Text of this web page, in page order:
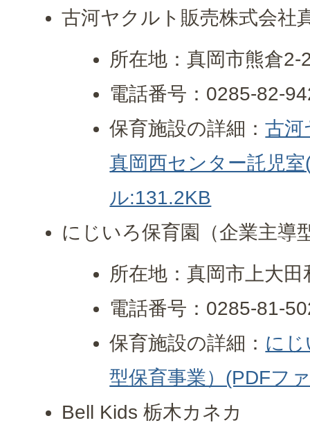
古河ヤクルト販売株式会社
所在地：真岡市熊倉2-
電話番号：0285-82-
保育施設の詳細：古河
真岡西センター託児
ル:131.2KB
にじいろ保育園（企業主導
所在地：真岡市上大田
電話番号：0285-81-
保育施設の詳細： に
型保育事業）(PDFフ
Bell Kids 栃木カネカ